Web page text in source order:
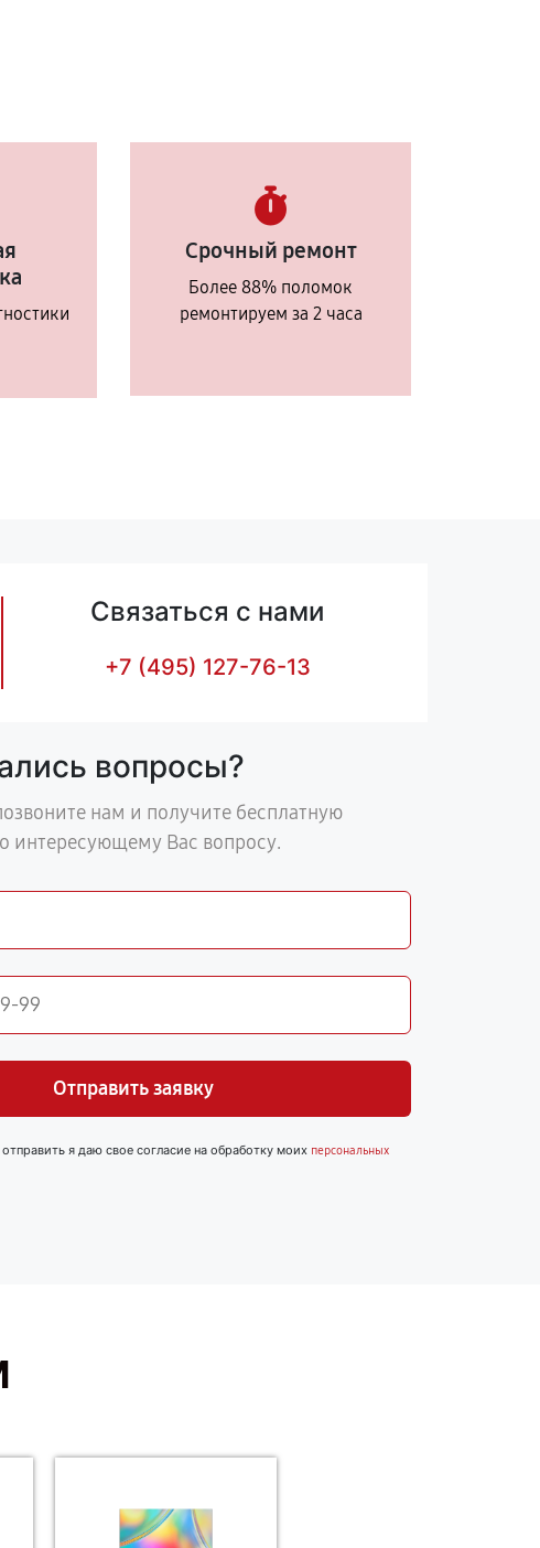
Срочный ремонт
Более 88% поломок
ремонтируем за 2 часа
Связаться с нами
+7 (495) 127-76-13
вопросы?
нам и получите бесплатную
интересующему Вас вопросу.
Отправить заявку
я даю свое согласие на обработку моих персональных